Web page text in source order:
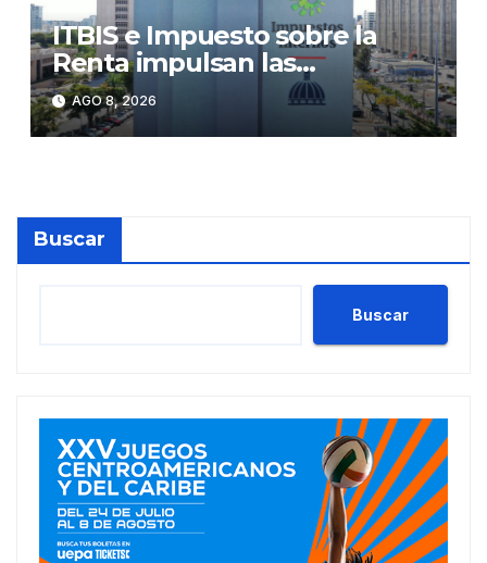
ITBIS e Impuesto sobre la
Renta impulsan las
recaudaciones de la DGII;
superan los RD$81,475
millones en julio
AGO 8, 2026
Buscar
Buscar